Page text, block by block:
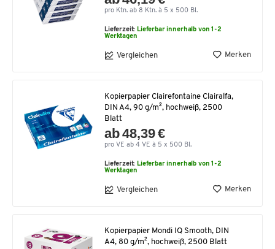
pro Ktn. ab 8 Ktn. à 5 x 500 Bl.
Lieferzeit:Lieferbar innerhalb von 1-2
Werktagen
Vergleichen Merken
Kopierpapier Clairefontaine Clairalfa,
DIN A4, 90 g/m², hochweiß, 2500
Blatt
ab 48,39 €
pro VE ab 4 VE à 5 x 500 Bl.
Lieferzeit:Lieferbar innerhalb von 1-2
Werktagen
Vergleichen Merken
Kopierpapier Mondi IQ Smooth, DIN
A4, 80 g/m², hochweiß, 2500 Blatt